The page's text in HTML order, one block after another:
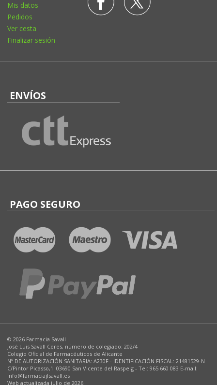
Mis datos
Pedidos
Ver cesta
Finalizar sesión
ENVÍOS
PAGO SEGURO
© 2026 Farmacia Savall
José Luis Savall Ceres, número de colegiado: 202/4
Colegio Oficial de Farmacéuticos de Alicante
Nº DE AUTORIZACIÓN SANITARIA: A230F - IDENTIFICACIÓN FISCAL: 21481529-N
C/Pintor Picasso,1. 03690 San Vicente del Raspeig - Tel: 965 660 083 E-mail:
info@farmaciajlsavall.es
Web actualizada julio de 2026